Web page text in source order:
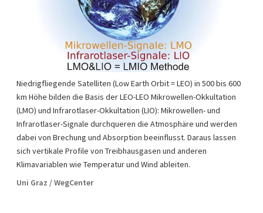
Niedrigfliegende Satelliten (Low Earth Orbit = LEO) in 500 bis 600
km Höhe bilden die Basis der LEO-LEO Mikrowellen-Okkultation
(LMO) und Infrarotlaser-Okkultation (LIO): Mikrowellen- und
Infrarotlaser-Signale durchqueren die Atmosphäre und werden
dabei von Brechung und Absorption beeinflusst. Daraus lassen
sich vertikale Profile von Treibhausgasen und anderen
Klimavariablen wie Temperatur und Wind ableiten.
Uni Graz / WegCenter